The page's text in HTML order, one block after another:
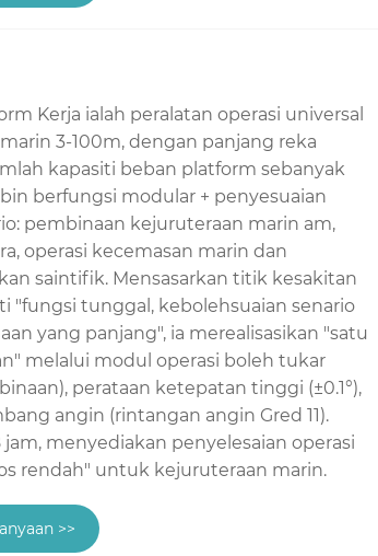
Kerja ialah peralatan operasi universal
3-100m, dengan panjang reka
kapasiti beban platform sebanyak
berfungsi modular + penyesuaian
pembinaan kejuruteraan marin am,
operasi kecemasan marin dan
saintifik. Mensasarkan titik kesakitan
"fungsi tunggal, kebolehsuaian senario
yang panjang", ia merealisasikan "satu
melalui modul operasi boleh tukar
perataan ketepatan tinggi (±0.1°),
angin (rintangan angin Gred 11).
menyediakan penyelesaian operasi
rendah" untuk kejuruteraan marin.
>>